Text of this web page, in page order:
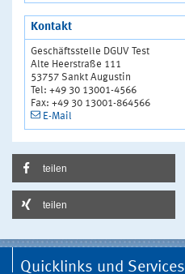
Kontakt
Geschäftsstelle DGUV Test
Alte Heerstraße 111
53757 Sankt Augustin
Tel: +49 30 13001-4566
Fax: +49 30 13001-864566
E-Mail
teilen
teilen
Quicklinks und Services